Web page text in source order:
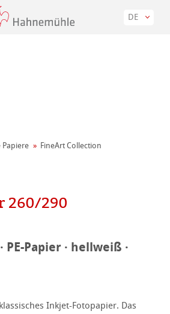
DE
Papiere
FineArt Collection
260/290
PE-Papier · hellweiß ·
Inkjet-Fotopapier. Das